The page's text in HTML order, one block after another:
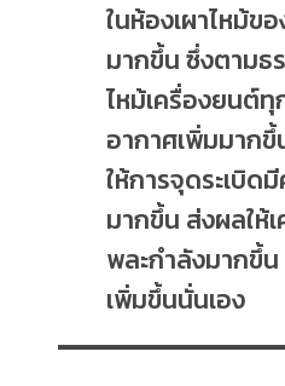
ในห้องเผาไหม้ข
มากขึ้น ซึ่งตามธ
ไหม้เครื่องยนต์ทุ
อากาศเพิ่มมาก
ให้การจุดระเบิด
มากขึ้น ส่งผลให้
พละกำลังมากขึ้
เพิ่มขึ้นนั่นเอง